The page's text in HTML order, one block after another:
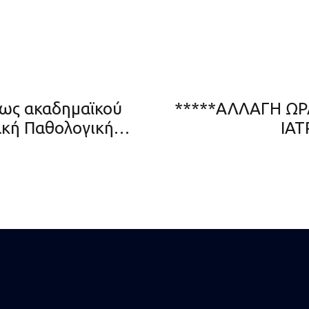
ακαδημαϊκού
Παθολογική
*****ΑΛΛΑΓΗ